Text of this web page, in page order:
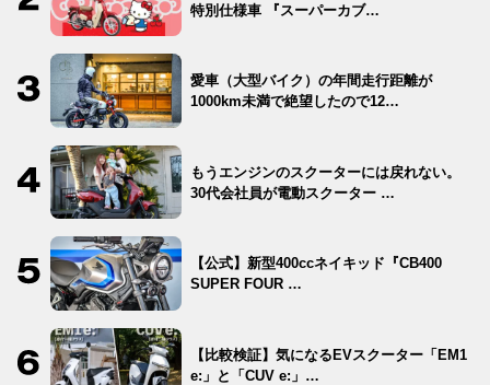
特別仕様車 『スーパーカブ…
愛車（大型バイク）の年間走行距離が
1000km未満で絶望したので12…
もうエンジンのスクーターには戻れない。
30代会社員が電動スクーター …
【公式】新型400ccネイキッド『CB400
SUPER FOUR …
【比較検証】気になるEVスクーター「EM1
e:」と「CUV e:」…